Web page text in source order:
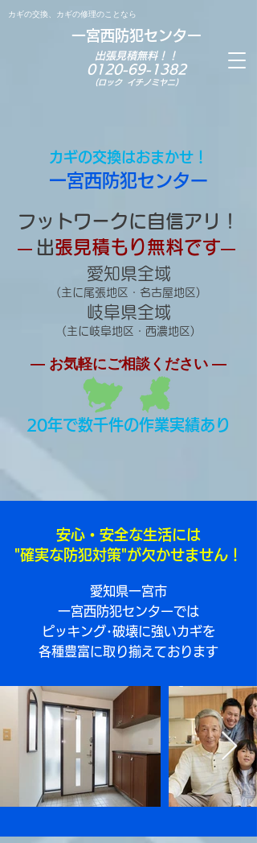
一宮西防犯センター
出張見積無料！！
0120-69-1382
(ロック イチノミヤニ)
カギの交換、カギの修理のことなら
カギの交換はおまかせ！
一宮西防犯センター
フットワークに自信アリ！
― ​ ​出張見積もり無料です― ​
愛知県全域
(主に尾張地区・名古屋地区 )
岐阜県全域
(主に岐阜地区・西濃地区)
― ​お気軽にご相談ください ​―
20年で数千件の作業実績あり
安心・安全な生活には
"確実な防犯対策"が欠かせません！
愛知県一宮市
一宮西防犯センターでは
ピッキング･破壊に強いカギを
各種豊富に取り揃えております